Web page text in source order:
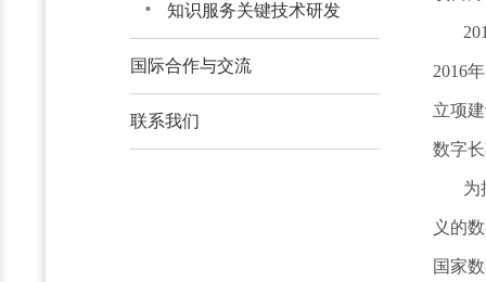
知识服务关键技术研发
国际合作与交流
联系我们
2016
立项
数字
为
义的
国家